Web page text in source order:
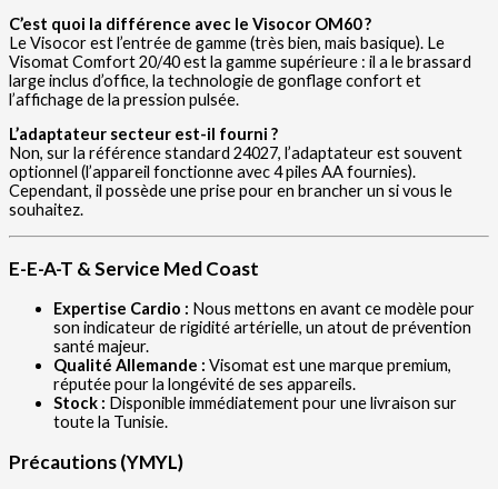
C’est quoi la différence avec le Visocor OM60 ?
Le Visocor est l’entrée de gamme (très bien, mais basique). Le
Visomat Comfort 20/40 est la gamme supérieure : il a le brassard
large inclus d’office, la technologie de gonflage confort et
l’affichage de la pression pulsée.
L’adaptateur secteur est-il fourni ?
Non, sur la référence standard 24027, l’adaptateur est souvent
optionnel (l’appareil fonctionne avec 4 piles AA fournies).
Cependant, il possède une prise pour en brancher un si vous le
souhaitez.
E-E-A-T & Service Med Coast
Expertise Cardio : Nous mettons en avant ce modèle pour
son indicateur de rigidité artérielle, un atout de prévention
santé majeur.
Qualité Allemande : Visomat est une marque premium,
réputée pour la longévité de ses appareils.
Stock : Disponible immédiatement pour une livraison sur
toute la Tunisie.
Précautions (YMYL)